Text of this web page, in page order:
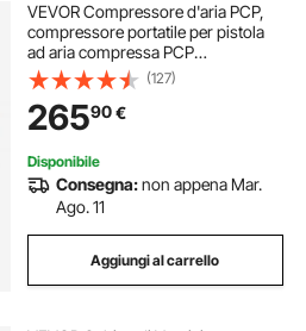
VEVOR Compressore d'aria PCP,
compressore portatile per pistola
ad aria compressa PCP
4500PSI/30Mpa, Sistema di
raffreddamento ad acqua e ventola
integrato, compressore per pistola
ad aria compressa
(127)
26590€
Disponibile
Consegna:non appena Mar.
Ago. 11
Aggiungi al carrello